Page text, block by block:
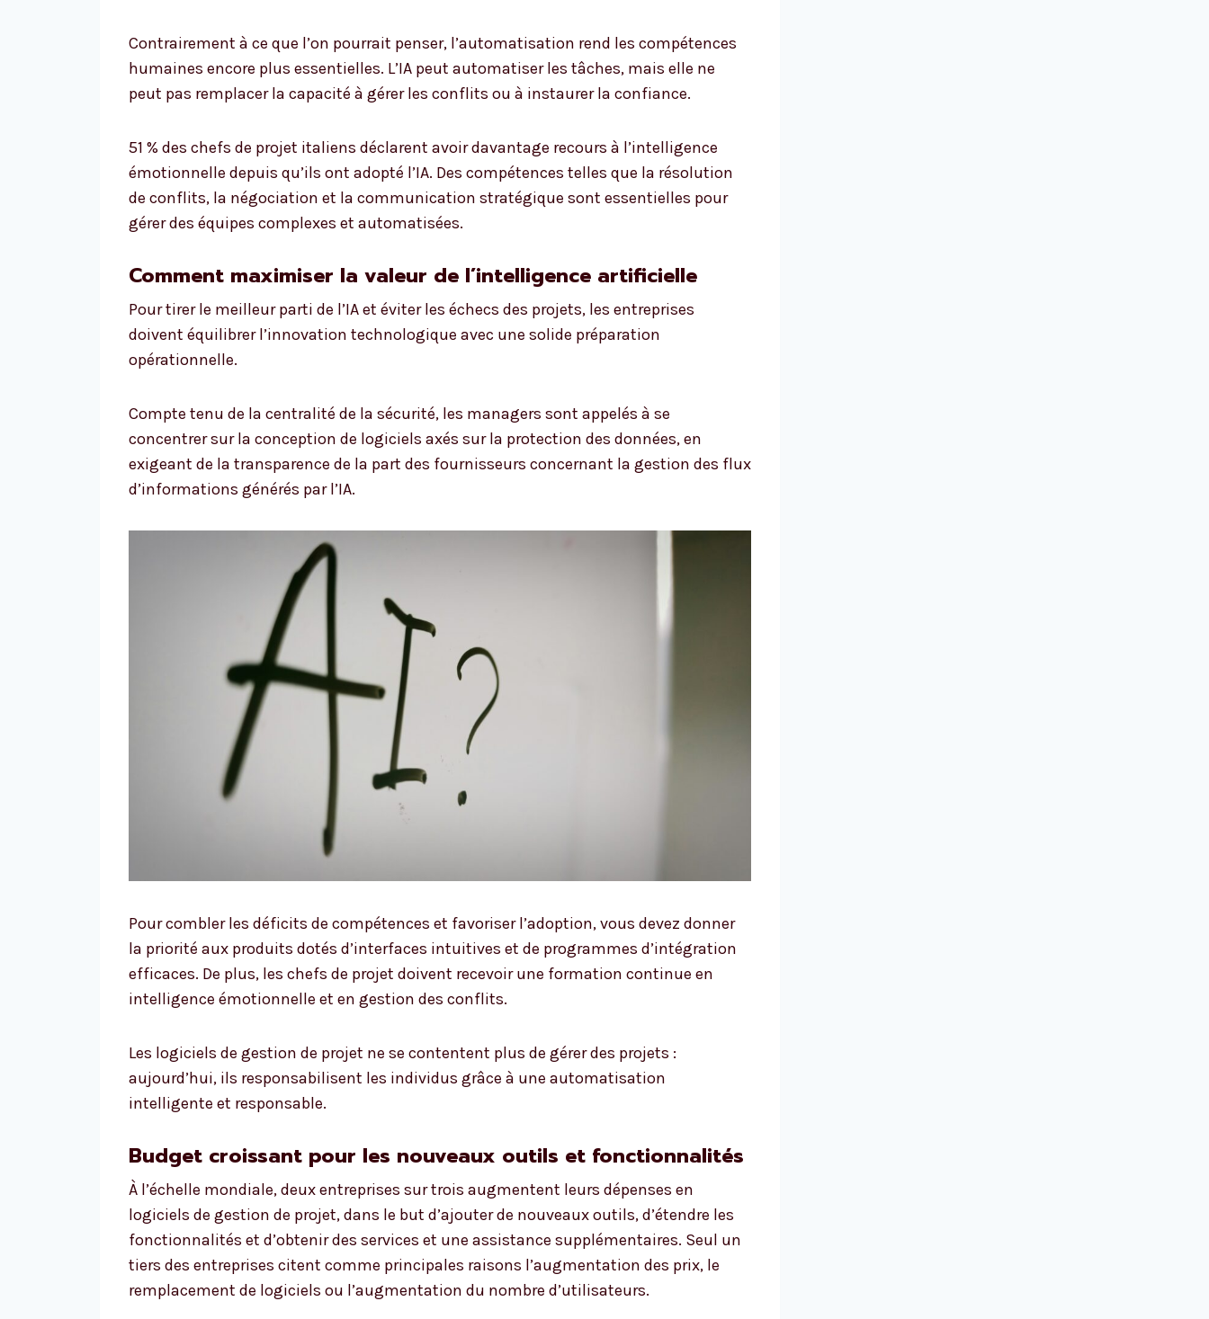
Contrairement à ce que l’on pourrait penser, l’automatisation rend les compétences
humaines encore plus essentielles. L’IA peut automatiser les tâches, mais elle ne
peut pas remplacer la capacité à gérer les conflits ou à instaurer la confiance.
51 % des chefs de projet italiens déclarent avoir davantage recours à l’intelligence
émotionnelle depuis qu’ils ont adopté l’IA. Des compétences telles que la résolution
de conflits, la négociation et la communication stratégique sont essentielles pour
gérer des équipes complexes et automatisées.
Comment maximiser la valeur de l’intelligence artificielle
Pour tirer le meilleur parti de l’IA et éviter les échecs des projets, les entreprises
doivent équilibrer l’innovation technologique avec une solide préparation
opérationnelle.
Compte tenu de la centralité de la sécurité, les managers sont appelés à se
concentrer sur la conception de logiciels axés sur la protection des données, en
exigeant de la transparence de la part des fournisseurs concernant la gestion des flux
d’informations générés par l’IA.
Pour combler les déficits de compétences et favoriser l’adoption, vous devez donner
la priorité aux produits dotés d’interfaces intuitives et de programmes d’intégration
efficaces. De plus, les chefs de projet doivent recevoir une formation continue en
intelligence émotionnelle et en gestion des conflits.
Les logiciels de gestion de projet ne se contentent plus de gérer des projets :
aujourd’hui, ils responsabilisent les individus grâce à une automatisation
intelligente et responsable.
Budget croissant pour les nouveaux outils et fonctionnalités
À l’échelle mondiale, deux entreprises sur trois augmentent leurs dépenses en
logiciels de gestion de projet, dans le but d’ajouter de nouveaux outils, d’étendre les
fonctionnalités et d’obtenir des services et une assistance supplémentaires. Seul un
tiers des entreprises citent comme principales raisons l’augmentation des prix, le
remplacement de logiciels ou l’augmentation du nombre d’utilisateurs.